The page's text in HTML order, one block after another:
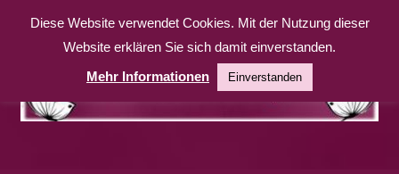
Inhalt
Diese Website verwendet Cookies. Mit der Nutzung dieser
Website erklären Sie sich damit einverstanden.
Mehr Informationen
Einverstanden